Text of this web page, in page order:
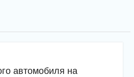
автомобиля на